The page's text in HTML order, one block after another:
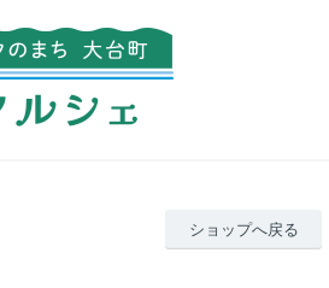
ショップへ戻る